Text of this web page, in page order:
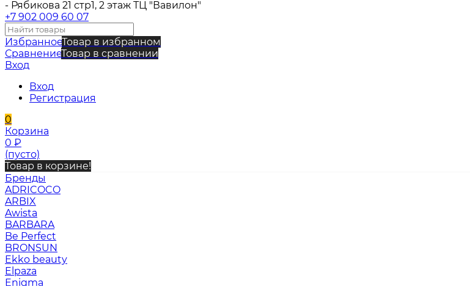
- Рябикова 21 стр1, 2 этаж ТЦ "Вавилон"
+7 902 009 60 07
ИзбранноеТовар в избранном
СравнениеТовар в сравнении
Вход
Вход
Регистрация
0
Корзина
0 ₽
(пусто)
Товар в корзине!
Бренды
ADRICOCO
ARBIX
Awista
BARBARA
Be Perfect
BRONSUN
Ekko beauty
Elpaza
Enigma